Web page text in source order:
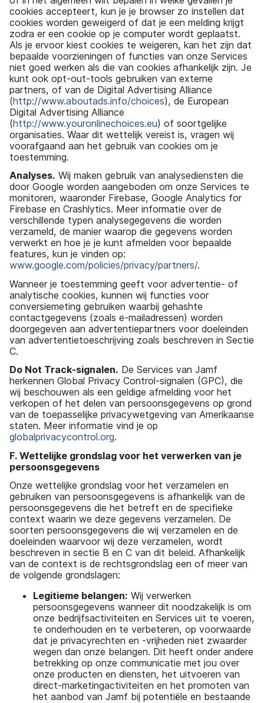
cookies accepteert, kun je je browser zo instellen dat
cookies worden geweigerd of dat je een melding krijgt
zodra er een cookie op je computer wordt geplaatst.
Als je ervoor kiest cookies te weigeren, kan het zijn dat
bepaalde voorzieningen of functies van onze Services
niet goed werken als die van cookies afhankelijk zijn. Je
kunt ook opt-out-tools gebruiken van externe
partners, of van de Digital Advertising Alliance
(http://www.aboutads.info/choices), de European
Digital Advertising Alliance
(http://www.youronlinechoices.eu) of soortgelijke
organisaties. Waar dit wettelijk vereist is, vragen wij
voorafgaand aan het gebruik van cookies om je
toestemming.
Analyses. Wij maken gebruik van analysediensten die
door Google worden aangeboden om onze Services te
monitoren, waaronder Firebase, Google Analytics for
Firebase en Crashlytics. Meer informatie over de
verschillende typen analysegegevens die worden
verzameld, de manier waarop die gegevens worden
verwerkt en hoe je je kunt afmelden voor bepaalde
features, kun je vinden op:
www.google.com/policies/privacy/partners/.
Wanneer je toestemming geeft voor advertentie- of
analytische cookies, kunnen wij functies voor
conversiemeting gebruiken waarbij gehashte
contactgegevens (zoals e-mailadressen) worden
doorgegeven aan advertentiepartners voor doeleinden
van advertentietoeschrijving zoals beschreven in Sectie
C.
Do Not Track-signalen. De Services van Jamf
herkennen Global Privacy Control-signalen (GPC), die
wij beschouwen als een geldige afmelding voor het
verkopen of het delen van persoonsgegevens op grond
van de toepasselijke privacywetgeving van Amerikaanse
staten. Meer informatie vind je op
globalprivacycontrol.org.
F. Wettelijke grondslag voor het verwerken van je
persoonsgegevens
Onze wettelijke grondslag voor het verzamelen en
gebruiken van persoonsgegevens is afhankelijk van de
persoonsgegevens die het betreft en de specifieke
context waarin we deze gegevens verzamelen. De
soorten persoonsgegevens die wij verzamelen en de
doeleinden waarvoor wij deze verzamelen, wordt
beschreven in sectie B en C van dit beleid. Afhankelijk
van de context is de rechtsgrondslag een of meer van
de volgende grondslagen:
Legitieme belangen: Wij verwerken
persoonsgegevens wanneer dit noodzakelijk is om
onze bedrijfsactiviteiten en Services uit te voeren,
te onderhouden en te verbeteren, op voorwaarde
dat je privacyrechten en -vrijheden niet zwaarder
wegen dan onze belangen. Dit heeft onder andere
betrekking op onze communicatie met jou over
onze producten en diensten, het uitvoeren van
direct-marketingactiviteiten en het promoten van
het aanbod van Jamf bij potentiële en bestaande